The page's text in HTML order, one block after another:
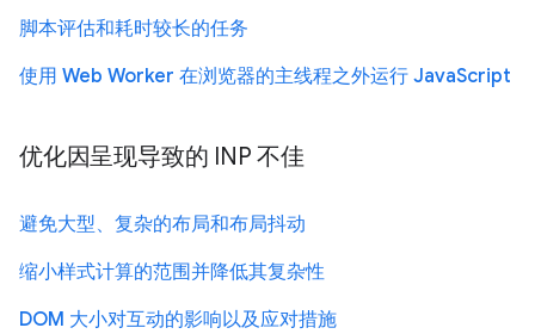
脚本评估和耗时较长的任务
使用 Web Worker 在浏览器的主线程之外运行 JavaScript
优化因呈现导致的 INP 不佳
避免大型、复杂的布局和布局抖动
缩小样式计算的范围并降低其复杂性
DOM 大小对互动的影响以及应对措施